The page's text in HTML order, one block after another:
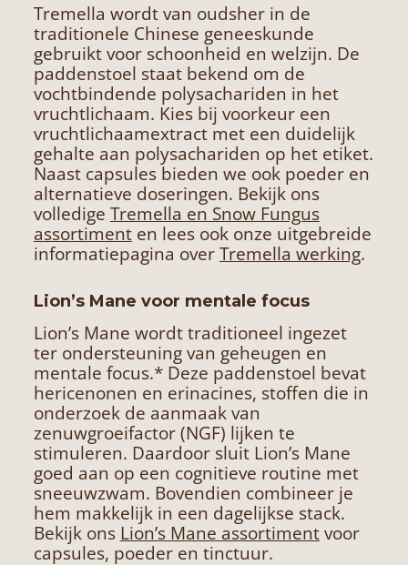
Tremella wordt van oudsher in de
traditionele Chinese geneeskunde
gebruikt voor schoonheid en welzijn. De
paddenstoel staat bekend om de
vochtbindende polysachariden in het
vruchtlichaam. Kies bij voorkeur een
vruchtlichaamextract met een duidelijk
gehalte aan polysachariden op het etiket.
Naast capsules bieden we ook poeder en
alternatieve doseringen. Bekijk ons
volledige Tremella en Snow Fungus
assortimenten lees ook onze uitgebreide
informatiepagina over Tremella werking.
Lion’s Mane voor mentale focus
Lion’s Mane wordt traditioneel ingezet
ter ondersteuning van geheugen en
mentale focus.* Deze paddenstoel bevat
hericenonen en erinacines, stoffen die in
onderzoek de aanmaak van
zenuwgroeifactor (NGF) lijken te
stimuleren. Daardoor sluit Lion’s Mane
goed aan op een cognitieve routine met
sneeuwzwam. Bovendien combineer je
hem makkelijk in een dagelijkse stack.
Bekijk ons Lion’s Mane assortimentvoor
capsules, poeder en tinctuur.